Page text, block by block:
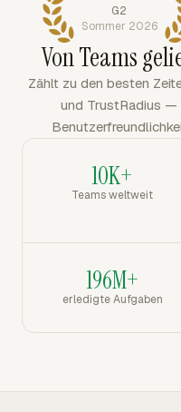
G2
Sommer 2026
Von Teams
Zählt zu den besten
und TrustRadius —
10K+
Teams weltweit
196M+
erledigte Aufgaben